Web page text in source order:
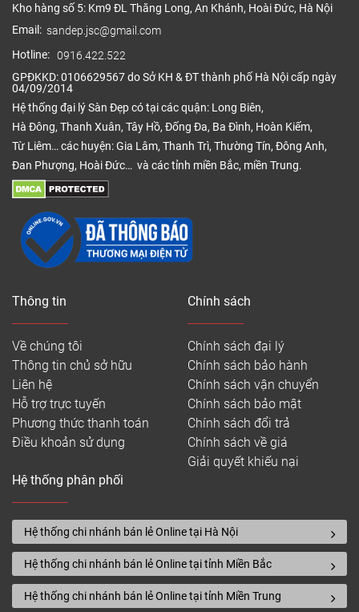
Kho hàng số 5: Km9 ĐL Thăng Long, An Khánh, Hoài Đức, Hà Nội
Email: sandep.jsc@gmail.com
Hotline: 0916.422.522
GPĐKKD: 0106629567 do Sở KH & ĐT thành phố Hà Nội cấp ngày
04/09/2014
Hệ thống đại lý Sàn Đẹp có tại các quận: Long Biên,
Hà Đông, Thanh Xuân, Tây Hồ, Đống Đa, Ba Đình, Hoàn Kiếm,
Từ Liêm… các huyện: Gia Lâm, Thanh Trì, Thường Tín, Đông Anh,
Đan Phượng, Hoài Đức… và các tỉnh miền Bắc, miền Trung.
Thông tin
Về chúng tôi
Thông tin chủ sở hữu
Liên hệ
Hỗ trợ trực tuyến
Phương thức thanh toán
Điều khoản sử dụng
Chính sách
Chính sách đại lý
Chính sách bảo hành
Chính sách vận chuyển
Chính sách bảo mật
Chính sách đổi trả
Chính sách về giá
Giải quyết khiếu nại
Hệ thống phân phối
Hệ thống chi nhánh bán lẻ Online tại Hà Nội
Hệ thống chi nhánh bán lẻ Online tại tỉnh Miền Bắc
Hệ thống chi nhánh bán lẻ Online tại tỉnh Miền Trung